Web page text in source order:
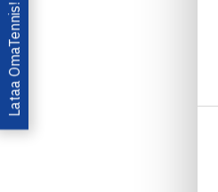
Lataa OmaTennis!